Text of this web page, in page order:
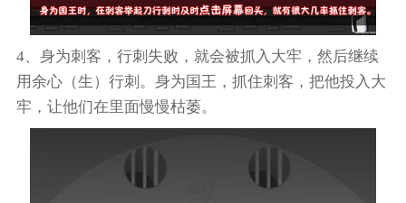
4、身为刺客，行刺失败，就会被抓入大牢，然后继续
用余心（生）行刺。身为国王，抓住刺客，把他投入大
牢，让他们在里面慢慢枯萎。